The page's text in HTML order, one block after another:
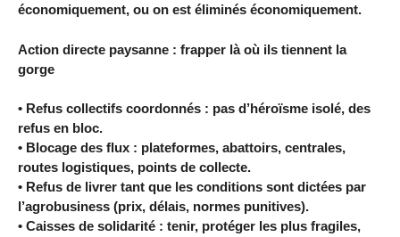
économiquement, ou on est éliminés économiquement.
Action directe paysanne : frapper là où ils tiennent la
gorge
• Refus collectifs coordonnés : pas d’héroïsme isolé, des
refus en bloc.
• Blocage des flux : plateformes, abattoirs, centrales,
routes logistiques, points de collecte.
• Refus de livrer tant que les conditions sont dictées par
l’agrobusiness (prix, délais, normes punitives).
• Caisses de solidarité : tenir, protéger les plus fragiles,